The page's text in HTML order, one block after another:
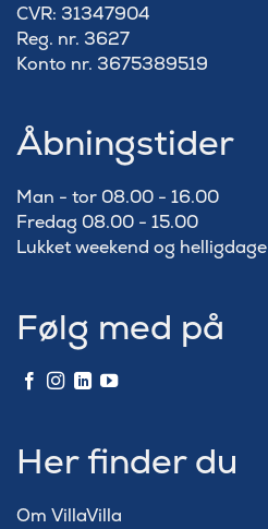
​CVR: 31347904
Reg. nr. 3627
Konto nr. 3675389519
Åbningstider
Man - tor 08.00 - 16.00
Fredag 08.00 - 15.00
Lukket weekend og helligdage
Følg med på
Her finder du
Om VillaVilla